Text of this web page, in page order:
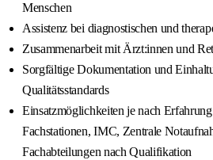
Menschen
Assistenz bei diagnostischen und
Zusammenarbeit mit Ärzt:innen und
Sorgfältige Dokumentation und
Qualitätsstandards
Einsatzmöglichkeiten je nach
Fachstationen, IMC, Zentrale
Fachabteilungen nach Qualifikation